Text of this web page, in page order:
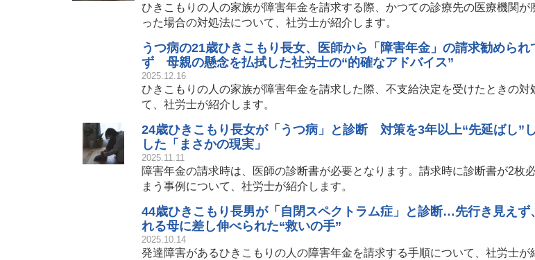
ひきこもりの人の家族が障害年金を請求する際、かつての診療先の医療機関が
った場合の対処法について、社労士が紹介します。
うつ病の21歳ひきこもり長女、医師から「障害年金」の請求勧められ
ず 母親の懸念を払拭した社労士の“的確なアドバイス”
2025.12.16
ひきこもりの人の家族が障害年金を請求した際、不支給決定を受けたときの対
て、社労士が紹介します。
24歳ひきこもり長女が「うつ病」と診断 対策を3年以上“先延ばし”
した「まさかの現実」
2025.11.11
障害年金の請求時は、医師の診断書が必要となります。請求時に診断書が2枚
まう事例について、社労士が紹介します。
44歳ひきこもり長男が「自閉スペクトラム症」と診断…先行き見えず
れる母に差し伸べられた“救いの手”
2025.10.14
発達障害があるひきこもりの人の障害年金を請求する手順について、社労士が